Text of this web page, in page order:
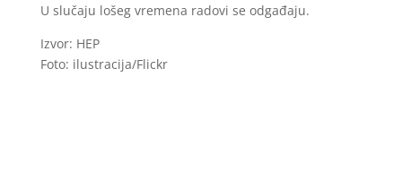
U slučaju lošeg vremena radovi se odgađaju.
Izvor: HEP
Foto: ilustracija/Flickr